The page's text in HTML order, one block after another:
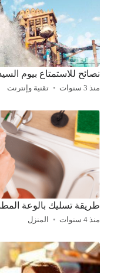
نصائح للاستمتاع بيوم
منذ 3 سنوات تقنية وإنترنت
طريقة تسليك بالوعة المطبخ في 5 خطوات
منذ 4 سنوات المنزل